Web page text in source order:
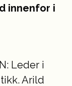
innenfor i